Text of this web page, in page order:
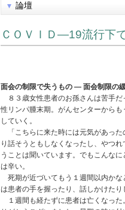
論壇
ＣＯＶＩＤ―19流行下
面会の制限で失うもの ― 面会制限の
８３歳女性患者のお孫さんは苦手だ
性リンパ腫末期。がんセンターから
していく。
「こちらに来た時には元気があった
り話そうともしなくなったし、やつ
うことは聞いています。でもこんな
は辛い。
死期が近づいてもう１週間以内かな
は患者の手を握ったり、話しかけた
１週間も経たずに患者は亡くなった